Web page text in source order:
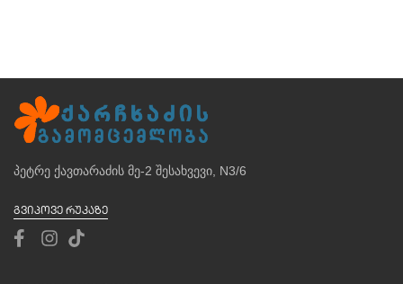
პეტრე ქავთარაძის მე-2 შესახვევი, N3/6
ᲒᲕᲘᲞᲝᲕᲔ ᲠᲣᲙᲐᲖᲔ